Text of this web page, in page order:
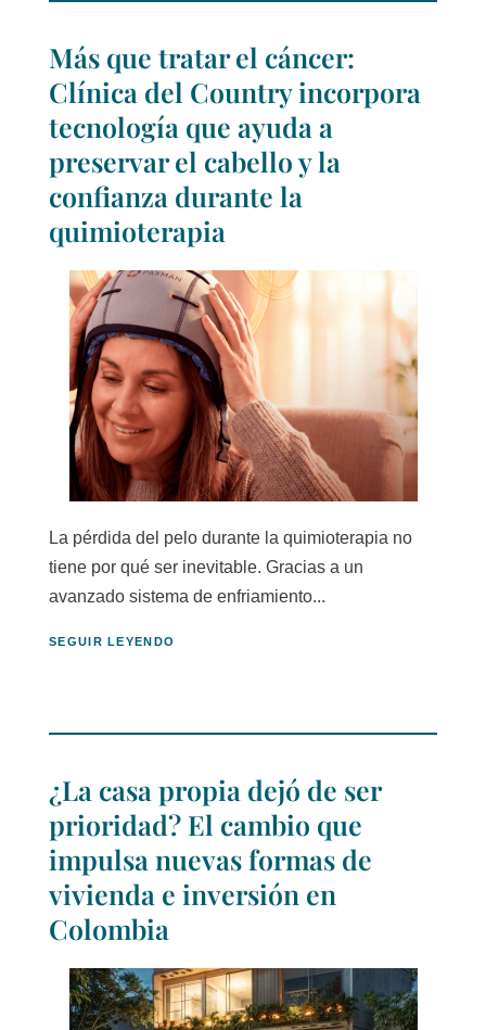
Más que tratar el cáncer:
Clínica del Country incorpora
tecnología que ayuda a
preservar el cabello y la
confianza durante la
quimioterapia
La pérdida del pelo durante la quimioterapia no
tiene por qué ser inevitable. Gracias a un
avanzado sistema de enfriamiento...
SEGUIR LEYENDO
¿La casa propia dejó de ser
prioridad? El cambio que
impulsa nuevas formas de
vivienda e inversión en
Colombia